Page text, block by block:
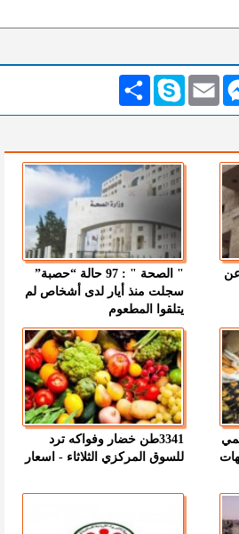
انشر Skype Email
عن
" الصحة " : 97 حالة “حصبة”
سجلت منذ أيار لدى أشخاص لم
يتلقوا المطعوم
3341طن خضار وفواكه ترد
للسوق المركزي الثلاثاء - اسعار